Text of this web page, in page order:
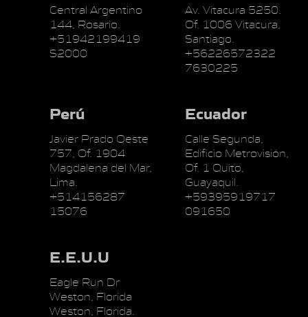
Central Argentino
144, Rosario.
+51942199419
S2000
Av. Vitacura 5250.
Of. 1006 Vitacura,
Santiago.
+56226572322
7630225
Perú
Javier Prado Oeste
757, Of. 1904
Magdalena del Mar,
Lima.
+514156287
15076
Ecuador
Calle Segunda,
Edificio Metrovisión,
Of. 1 Quito,
Guayaquil.
+59395919717
091650
E.E.U.U
Eagle Run Dr
Weston, Florida
Weston, Florida.